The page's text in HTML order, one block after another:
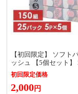
【初回限定】 ソフト
ッシュ 【5個セット】
初回限定価格
2,000円